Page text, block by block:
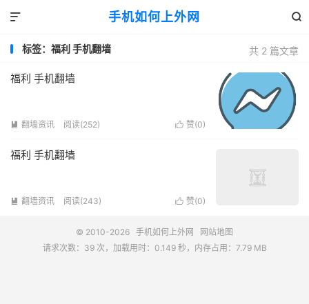
手机如何上外网 

共 2 篇文章
标签：福利 手机翻墙
福利 手机翻墙
 赞(0)
 翻墙资讯 阅读(252)
福利 手机翻墙
 赞(0)
 翻墙资讯 阅读(243)
© 2010-2026 手机如何上外网
网站地图
请求次数：39 次，加载用时：0.149 秒，内存占用：7.79 MB